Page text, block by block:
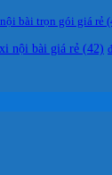
bài trọn gói giá rẻ
nội bài giá rẻ (42)